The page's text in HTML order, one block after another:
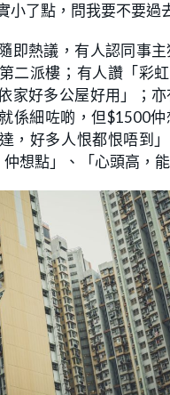
小了點，問我要不要過
即熱議，有人認同事
二派樓；有人讚「彩
家好多公屋好用」；
係細咗啲，但$1500
，好多人恨都恨唔到
想點」、「心頭高，